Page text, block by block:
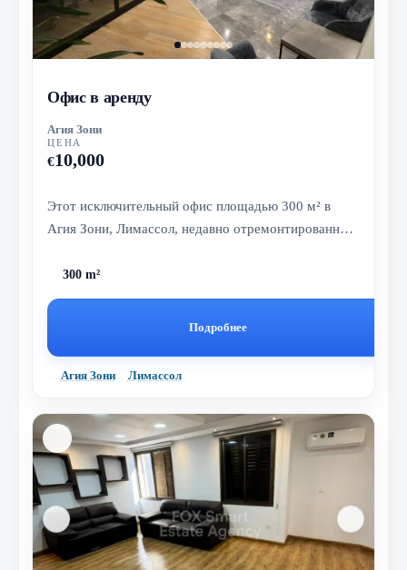
Офис в аренду
Агия Зони
ЦЕНА
€10,000
Этот исключительный офис площадью 300 м² в
Агия Зони, Лимассол, недавно отремонтированный
300 m²
Подробнее
Агия Зони Лимассол